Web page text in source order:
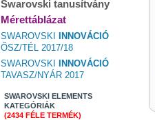
Swarovski tanusítvány
Mérettáblázat
SWAROVSKI
INNOVÁCIÓ
ŐSZ/TÉL 2017/18
SWAROVSKI
INNOVÁCIÓ
TAVASZ/NYÁR 2017
SWAROVSKI ELEMENTS
KATEGÓRIÁK
(2434 FÉLE TERMÉK)